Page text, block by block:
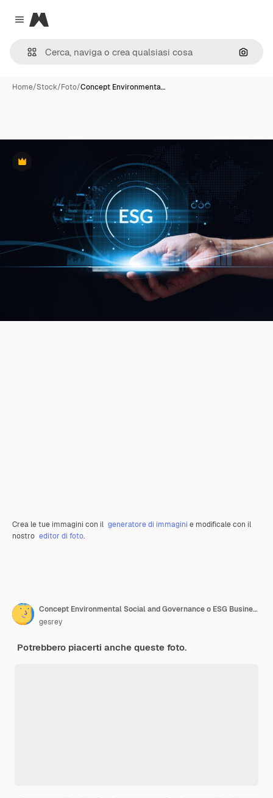
Close menu
Magnific
Cerca
Home/Stock/Foto/Concept Environmenta…
Premium
Crea le tue immagini con il generatore di immagini e modificale con il
nostro editor di foto.
Concept Environmental Social and Governance o ESG Business acronimo di conformità agli standard aziendali per la verifica degli investimenti
gesrey
Potrebbero piacerti anche queste foto.